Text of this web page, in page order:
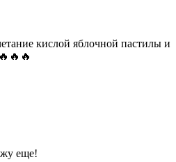
кислой яблочной пастилы и
еще!